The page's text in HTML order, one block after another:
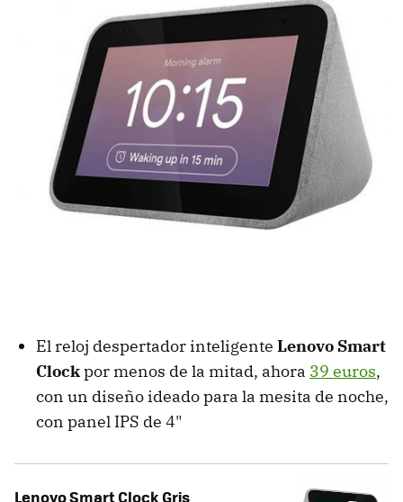
El reloj despertador inteligente Lenovo Smart
Clockpor menos de la mitad, ahora 39 euros,
con un diseño ideado para la mesita de noche,
con panel IPS de 4"
Lenovo Smart Clock Gris